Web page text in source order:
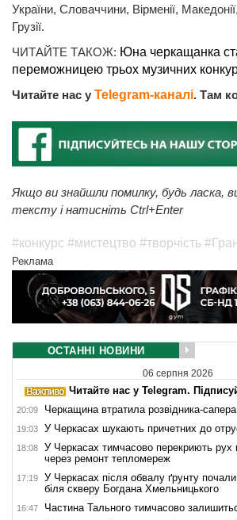
України, Словаччини, Вірменії,
Грузії.
ЧИТАЙТЕ ТАКОЖ: Юна черкащанка
переможницею трьох музичних
Читайте нас у Telegram-каналі. Там
Якщо ви знайшли помилку, будь ласка,
тексту і натисніть Ctrl+Enter
#конкурс #мистецтво #творчість
Реклама
ОСТАННІ НОВИНИ
06 серпня 2026
Читайте нас у Telegram.
20:09 Черкащина втратила розвідника-сапера
19:03 У Черкасах шукають причетних до
18:08
У Черкасах тимчасово перекриють рух
через ремонт тепломереж
17:19
У Черкасах після обвалу ґрунту
біля скверу Богдана Хмельницького
16:47 Частина Тального тимчасово